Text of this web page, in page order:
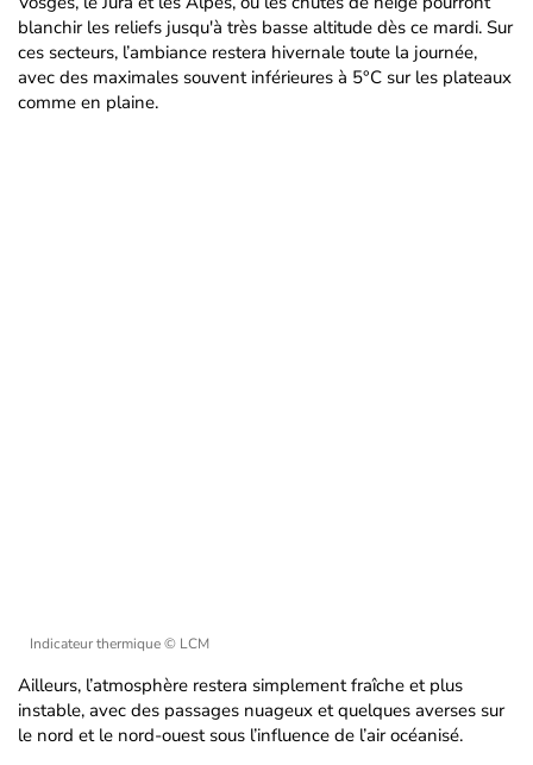
blanchir les reliefs jusqu'à très basse altitude dès ce mardi. Sur
ces secteurs, l’ambiance restera hivernale toute la journée,
avec des maximales souvent inférieures à 5°C sur les plateaux
comme en plaine.
Indicateur thermique© LCM
Ailleurs, l’atmosphère restera simplement fraîche et plus
instable, avec des passages nuageux et quelques averses sur
le nord et le nord-ouest sous l’influence de l’air océanisé.